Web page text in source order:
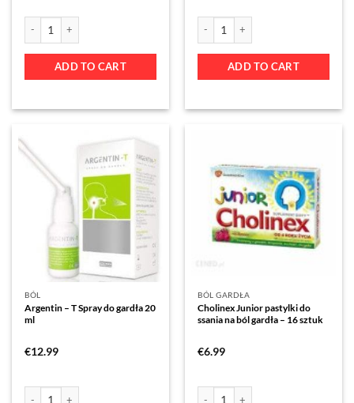
ADD TO CART ADD TO CART
BÓL
Argentin – T Spray do gardła 20
ml
€12.99
BÓL GARDŁA
Cholinex Junior pastylki do
ssania na ból gardła – 16 sztuk
€6.99